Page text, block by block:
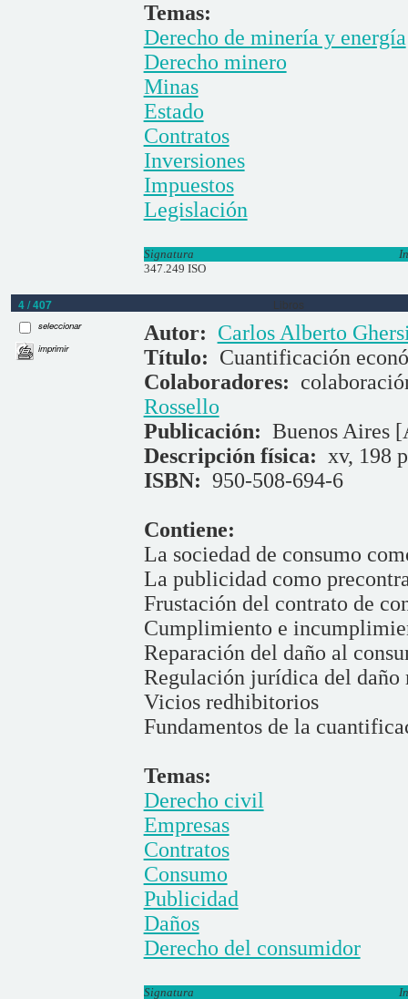
Temas:
Derecho de minería y energía
Derecho minero
Minas
Estado
Contratos
Inversiones
Impuestos
Legislación
Signatura
347.249 ISO
4 / 407 Libros
seleccionar
imprimir
Autor: Carlos Alberto
Título: Cuantificación
Colaboradores:
Rossello
Publicación: Buenos Aires
Descripción física: xv, 198
ISBN: 950-508-694-6
Contiene:
La sociedad de consumo
La publicidad como
Frustación del contrato de
Cumplimiento e
Reparación del daño al
Regulación jurídica del
Vicios redhibitorios
Fundamentos de la
Temas:
Derecho civil
Empresas
Contratos
Consumo
Publicidad
Daños
Derecho del consumidor
Signatura